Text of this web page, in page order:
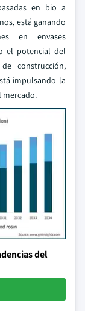
en bio a
está ganando
en envases
el potencial del
construcción,
impulsando la
mercado.
del